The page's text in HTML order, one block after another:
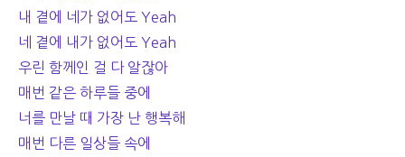
내 곁에 네가 없어도 Yeah
네 곁에 내가 없어도 Yeah
우린 함께인 걸 다 알잖아
매번 같은 하루들 중에
너를 만날 때 가장 난 행복해
매번 다른 일상들 속에